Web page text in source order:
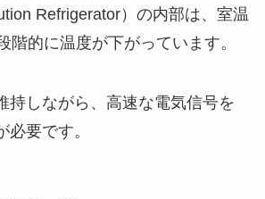
Refrigerator）の内部は、室温
階的に温度が下がっています。
持しながら、高速な電気信号を
要です。